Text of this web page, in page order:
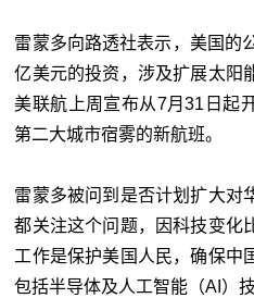
雷蒙多向路透社表示，美国的
亿美元的投资，涉及扩展太阳
美联航上周宣布从7月31日起
第二大城市宿雾的新航班。
雷蒙多被问到是否计划扩大对
都关注这个问题，因科技变化
工作是保护美国人民，确保中
包括半导体及人工智能（AI）技